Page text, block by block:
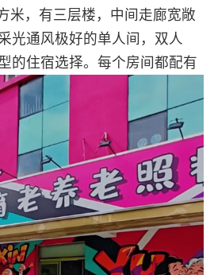
，有三层楼，中间走廊宽敞
光通风极好的单人间，双人
的住宿选择。每个房间都配有